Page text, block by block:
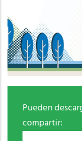
Pueden
compartir: